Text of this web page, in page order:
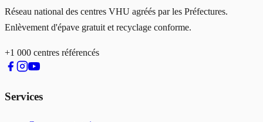
Réseau national des centres VHU agréés par les Préfectures.
Enlèvement d'épave gratuit et recyclage conforme.
+1 000 centres référencés
Services